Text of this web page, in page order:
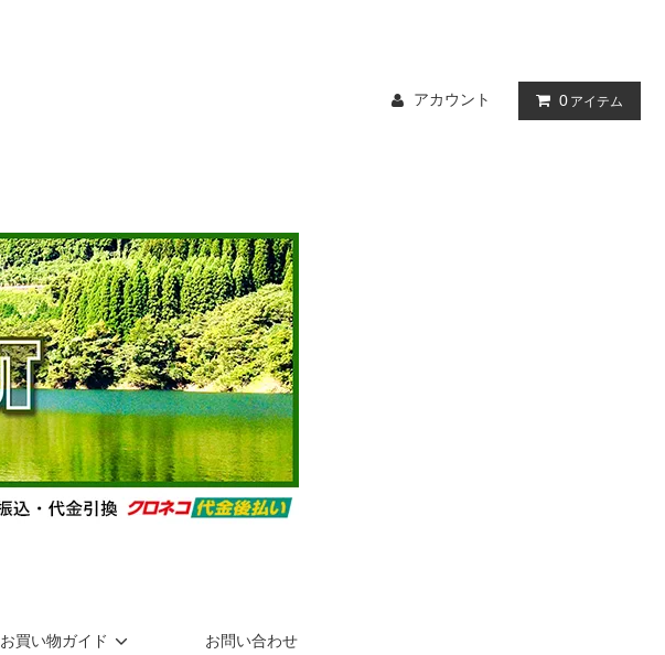
アカウント 0 アイテム
お買い物ガイド お問い合わせ